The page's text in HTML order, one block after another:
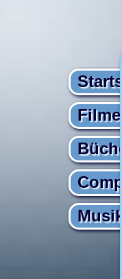
Filme
Musik